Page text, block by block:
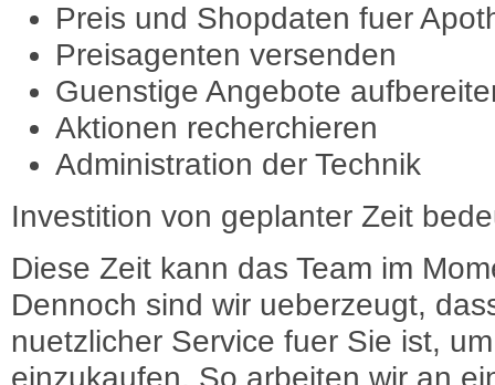
Preis und Shopdaten fuer
Preisagenten versenden
Guenstige Angebote
Aktionen recherchieren
Administration der Technik
Investition von geplanter Zeit
Diese Zeit kann das Team im
Dennoch sind wir ueberzeugt,
nuetzlicher Service fuer Sie ist,
einzukaufen. So arbeiten wir an